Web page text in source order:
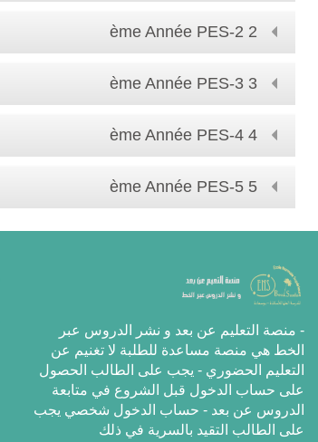
2 ème Année PES-2
3 ème Année PES-3
4 ème Année PES-4
5 ème Année PES-5
- منصة التعليم عن بعد و نشر الدروس عبر
الخط هي منصة مساعدة للطلبة ﻻ تغنيم عن
التعليم الحضوري - يجب على الطالب الحصول
على حساب الدخول قبل الشروع في متابعة
الدروس عن بعد - حساب الدخول شخصي يجب
على الطالب التقيد بالسرية في ذلك